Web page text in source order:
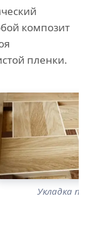
композит
пленки.
Укладка